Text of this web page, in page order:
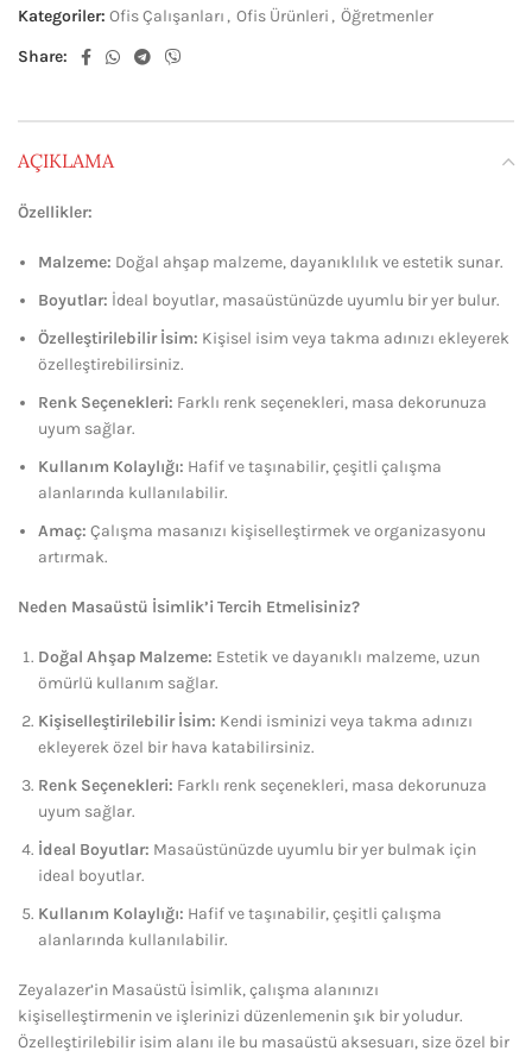
Kategoriler: Ofis Çalışanları , Ofis Ürünleri , Öğretmenler
Share:
AÇIKLAMA
Özellikler:
Malzeme: Doğal ahşap malzeme, dayanıklılık ve estetik sunar.
Boyutlar: İdeal boyutlar, masaüstünüzde uyumlu bir yer bulur.
Özelleştirilebilir İsim: Kişisel isim veya takma adınızı ekleyerek
özelleştirebilirsiniz.
Renk Seçenekleri: Farklı renk seçenekleri, masa dekorunuza
uyum sağlar.
Kullanım Kolaylığı: Hafif ve taşınabilir, çeşitli çalışma
alanlarında kullanılabilir.
Amaç: Çalışma masanızı kişiselleştirmek ve organizasyonu
artırmak.
Neden Masaüstü İsimlik’i Tercih Etmelisiniz?
Doğal Ahşap Malzeme: Estetik ve dayanıklı malzeme, uzun
ömürlü kullanım sağlar.
Kişiselleştirilebilir İsim: Kendi isminizi veya takma adınızı
ekleyerek özel bir hava katabilirsiniz.
Renk Seçenekleri: Farklı renk seçenekleri, masa dekorunuza
uyum sağlar.
İdeal Boyutlar: Masaüstünüzde uyumlu bir yer bulmak için
ideal boyutlar.
Kullanım Kolaylığı: Hafif ve taşınabilir, çeşitli çalışma
alanlarında kullanılabilir.
Zeyalazer’in Masaüstü İsimlik, çalışma alanınızı
kişiselleştirmenin ve işlerinizi düzenlemenin şık bir yoludur.
Özelleştirilebilir isim alanı ile bu masaüstü aksesuarı, size özel bir